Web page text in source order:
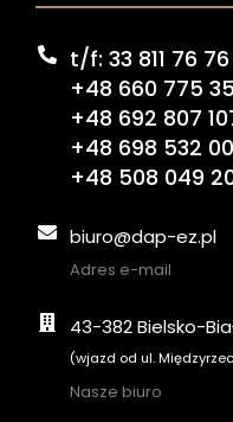
t/f: 33 811 76 76
+48 660 775
+48 692 807
+48 698 532
+48 508 049
biuro@dap-ez.pl
Adres e-mail
43-382 Bielsko-
(wjazd od ul.
Nasze biuro